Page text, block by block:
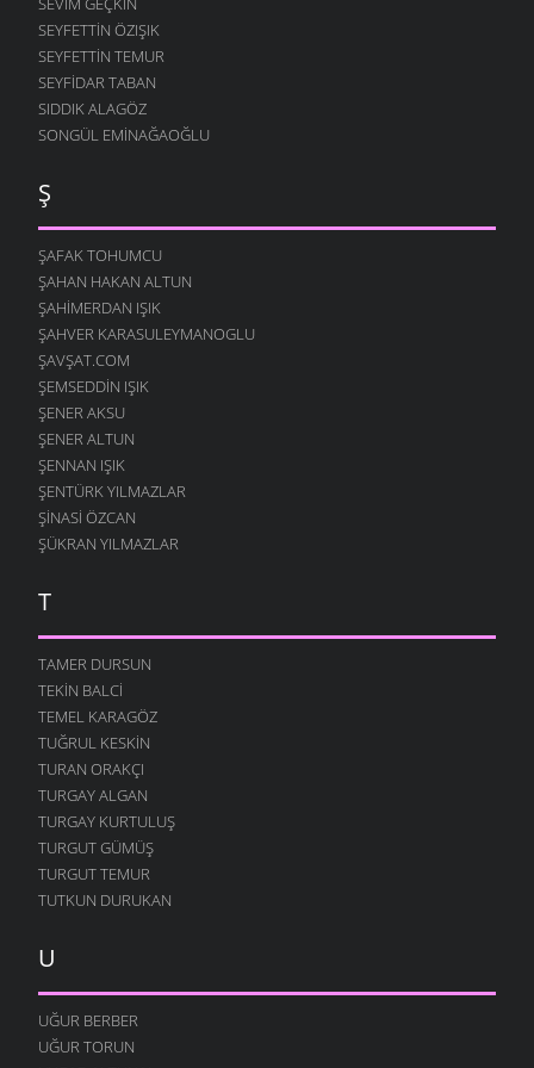
24 AĞUSTOS 2007
AH ÇEKER
20 AĞUSTOS 2007
SARI KIZ
13 AĞUSTOS 2007
TARİF-İ AŞK
13 AĞUSTOS 2007
10 AĞUSTOS 2007
ARARIM SENI
7 AĞUSTOS 2007
YANARIM
7 AĞUSTOS 2007
SANA KALMIŞ
2 AĞUSTOS 2007
MEFTUNUM BEN
28 TEMMUZ 2007
HIÇ
ÇIKACAKTIK YA
DUY SESIMI KARADENIZ
17 TEMMUZ 2007
ALDANMA SAKIN
6 TEMMUZ 2007
KAPTIRDIM SENI
4 TEMMUZ 2007
İKI YÜREK
28 HAZIRAN 2007
YÜREĞIM İŞGAL ALTINDA
DÜŞE KALDIK
19 HAZIRAN 2007
MIŞLI MUŞLU HAYATIM
4 HAZIRAN 2007
SEYFETTIN ÖZIŞIK
SEYFETTIN TEMUR
SEYFIDAR TABAN
SIDDIK ALAGÖZ
SONGÜL EMINAĞAOĞLU
Ş
ŞAFAK TOHUMCU
ŞAHAN HAKAN ALTUN
ŞAHIMERDAN IŞIK
ŞAHVER KARASULEYMANOGLU
ŞAVŞAT.COM
ŞEMSEDDIN IŞIK
ŞENER AKSU
ŞENER ALTUN
ŞENNAN IŞIK
ŞENTÜRK YILMAZLAR
ŞINASI ÖZCAN
ŞÜKRAN YILMAZLAR
T
TAMER DURSUN
TEKIN BALCI
TEMEL KARAGÖZ
TUĞRUL KESKIN
TURAN ORAKÇI
TURGAY ALGAN
TURGAY KURTULUŞ
TURGUT GÜMÜŞ
TURGUT TEMUR
TUTKUN DURUKAN
U
UĞUR BERBER
UĞUR TORUN